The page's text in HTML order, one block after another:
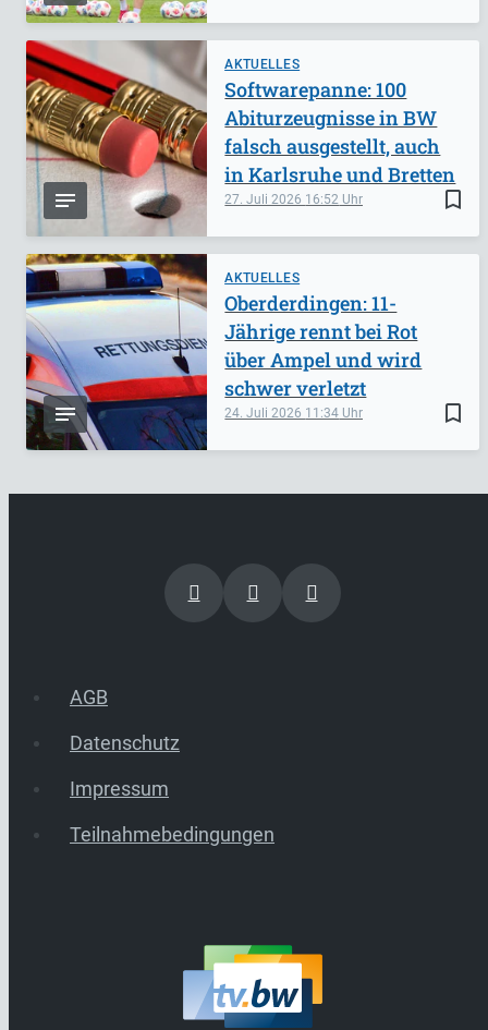
AKTUELLES
bookmark_border
27. Juli 2026 16:52
Softwarepanne: 100
Abiturzeugnisse in BW
falsch ausgestellt, auch
in Karlsruhe und Bretten
AKTUELLES
bookmark_border
24. Juli 2026 11:34
Oberderdingen: 11-
Jährige rennt bei Rot
über Ampel und wird
schwer verletzt
AGB
Datenschutz
Impressum
Teilnahmebedingungen